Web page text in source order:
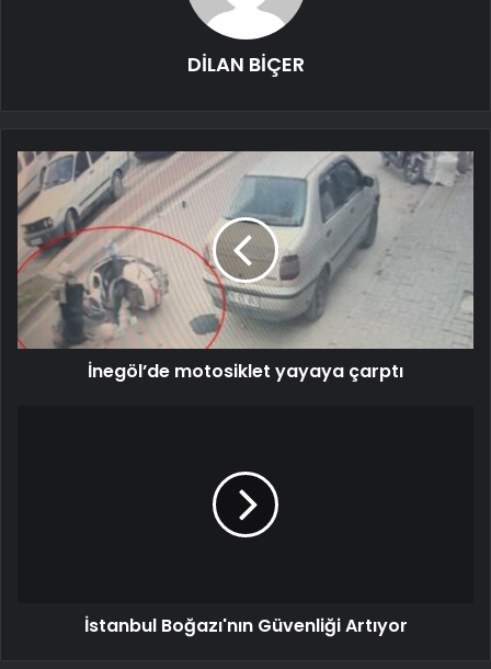
DİLAN BİÇER
İnegöl’de motosiklet yayaya çarptı
İstanbul Boğazı'nın Güvenliği Artıyor